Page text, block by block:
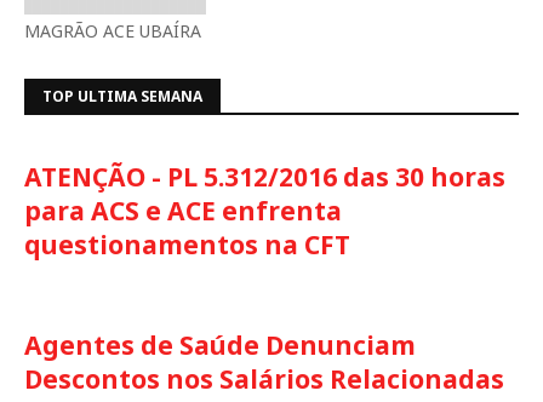
MAGRÃO ACE UBAÍRA
TOP ULTIMA SEMANA
ATENÇÃO - PL 5.312/2016 das 30 horas
para ACS e ACE enfrenta
questionamentos na CFT
Agentes de Saúde Denunciam
Descontos nos Salários Relacionadas